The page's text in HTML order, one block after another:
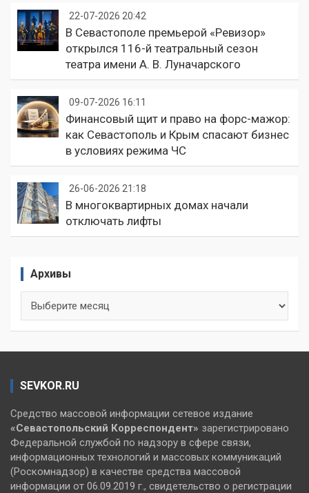
22-07-2026 20:42
В Севастополе премьерой «Ревизор»
открылся 116-й театральный сезон
театра имени А. В. Луначарского
09-07-2026 16:11
Финансовый щит и право на форс-мажор:
как Севастополь и Крым спасают бизнес
в условиях режима ЧС
26-06-2026 21:18
В многоквартирных домах начали
отключать лифты
Архивы
SEVKOR.RU
Средство массовой информации сетевое издание
«Севастопольский Корреспондент» зарегистрировано
Федеральной службой по надзору в сфере связи,
информационных технологий и массовых коммуникаций
(Роскомнадзор) в качестве средства массовой
информации от 06.09.2019 г., свидетельство о регистрации